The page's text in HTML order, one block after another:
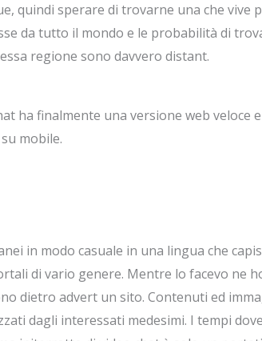
quindi sperare di trovarne una che vive
da tutto il mondo e le probabilità di
regione sono davvero distant.
ha finalmente una versione web
mobile.
in modo casuale in una lingua che
di vario genere. Mentre lo facevo ne
dietro advert un sito. Contenuti ed
dagli interessati medesimi. I tempi